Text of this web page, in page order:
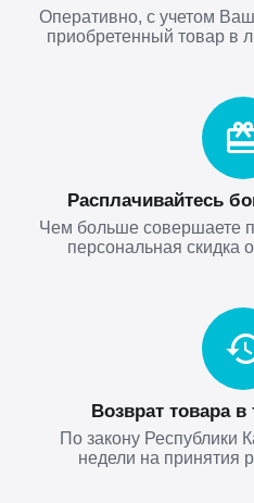
Оперативно, с учетом
приобретенный товар в
Расплачивайтесь
Чем больше совершаете
персональная скидка
Возврат товара в
По закону Республики
недели на принятия